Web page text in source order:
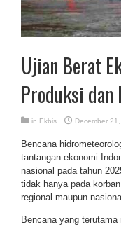
Ujian Berat
Produksi
in Ekbis December
Bencana
tantangan ekonomi
nasional pada tahun
tidak hanya pada
regional maupun
Bencana yang